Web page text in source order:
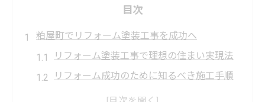
目次
粕屋町でリフォーム塗装工事を成功へ
リフォーム塗装工事で理想の住まい実現法
リフォーム成功のために知るべき施工手順
粕屋町のリフォーム事情と塗装工事の注意